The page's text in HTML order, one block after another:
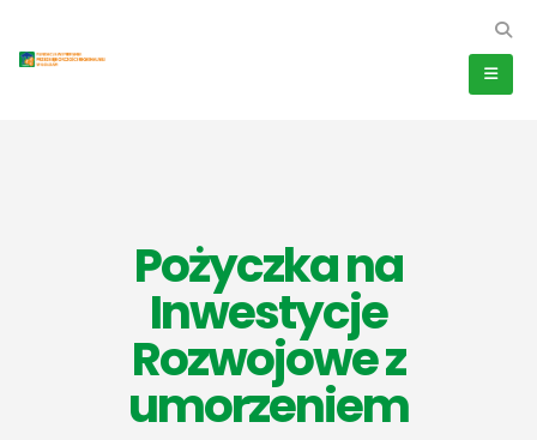
Pożyczka na
Inwestycje
Rozwojowe z
umorzeniem